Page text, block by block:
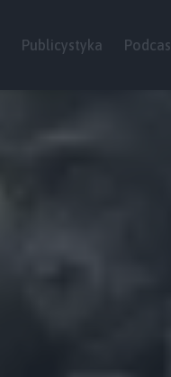
Publicystyka